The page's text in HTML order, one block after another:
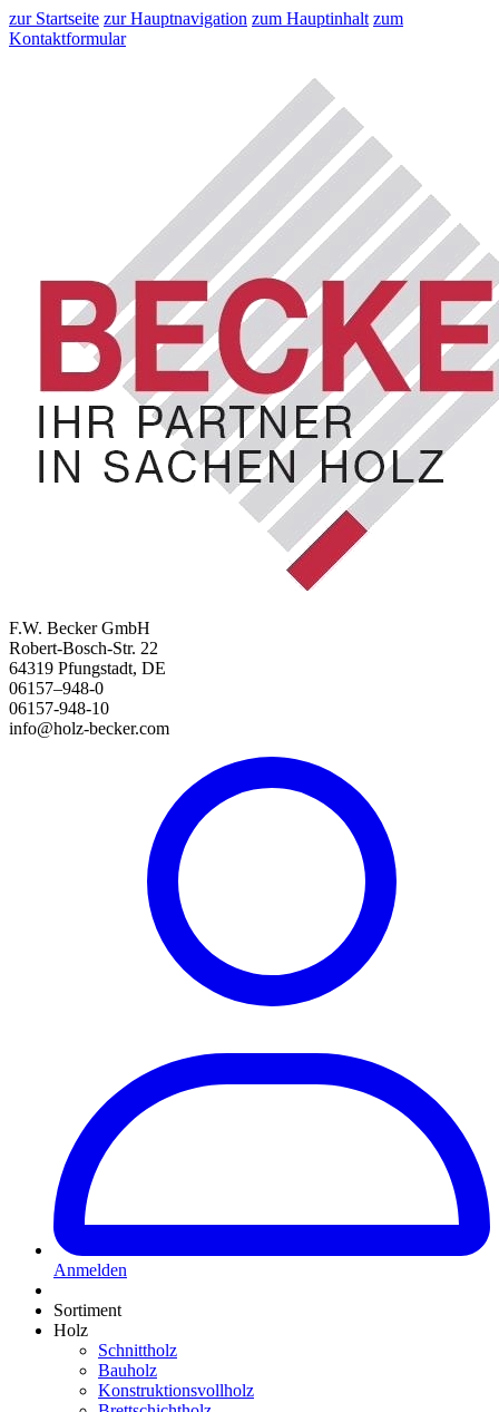
zur Startseite zur Hauptnavigation zum Hauptinhalt zum
Kontaktformular
F.W. Becker GmbH
Robert-Bosch-Str. 22
64319 Pfungstadt, DE
06157–948-0
06157-948-10
info@holz-becker.com
Anmelden
Sortiment
Holz
Schnittholz
Bauholz
Konstruktionsvollholz